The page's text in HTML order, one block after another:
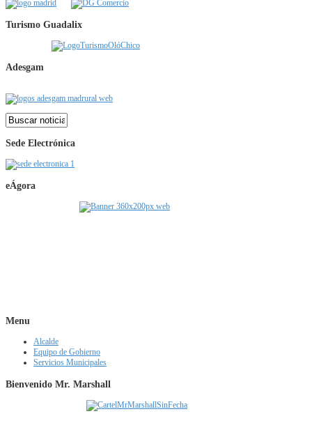
Turismo Guadalix
Adesgam
Sede Electrónica
eÁgora
Menu
Alcalde
Equipo de Gobierno
Servicios Municipales
Bienvenido Mr. Marshall